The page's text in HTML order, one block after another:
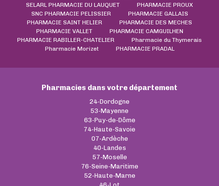
SELARL PHARMACIE DU LAUQUET
PHARMACIE PROUX
SNC PHARMACIE PELISSIER
PHARMACIE GALLAIS
PHARMACIE SAINT HELIER
PHARMACIE DES MECHES
PHARMACIE VALLET
PHARMACIE CAMGUILHEN
PHARMACIE RABILLER-CHATELIER
Pharmacie du Thymerais
Pharmacie Morizet
PHARMACIE PRADAL
Pharmacies dans votre département
24-Dordogne
53-Mayenne
63-Puy-de-Dôme
74-Haute-Savoie
07-Ardèche
40-Landes
57-Moselle
76-Seine-Maritime
52-Haute-Marne